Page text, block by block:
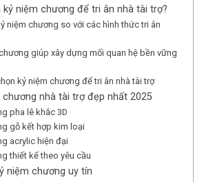
niệm chương để tri ân nhà tài trợ?
niệm chương so với các hình thức tri ân
giúp xây dựng mối quan hệ bền vững
kỷ niệm chương để tri ân nhà tài trợ
chương nhà tài trợ đẹp nhất 2025
pha lê khắc 3D
gỗ kết hợp kim loại
acrylic hiện đại
thiết kế theo yêu cầu
niệm chương uy tín